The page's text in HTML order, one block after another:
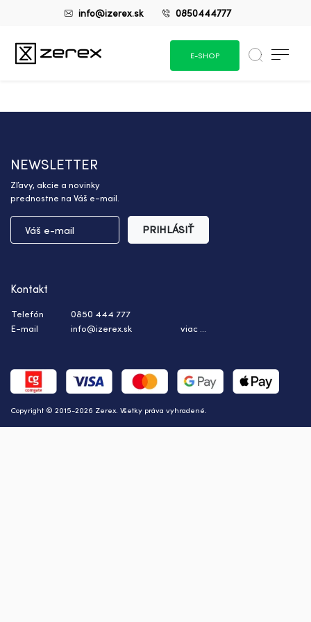
info@izerex.sk 0850444777
E-SHOP
NEWSLETTER
Zľavy, akcie a novinky
prednostne na Váš e-mail.
PRIHLÁSIŤ
Copyright © 2015-2026 Zerex. Všetky práva vyhradené.
Kontakt
Telefón
0850 444 777
E-mail
info@izerex.sk viac ...